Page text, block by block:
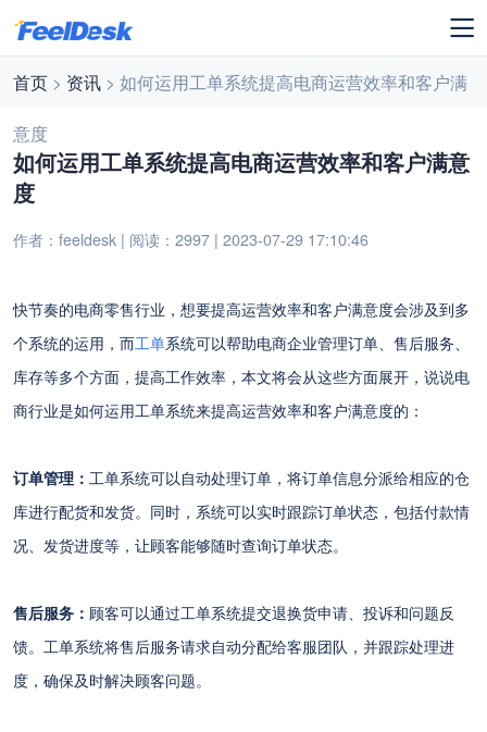
首页 > 资讯 > 如何运用工单系统提高电商运营效率和客户满
意度
如何运用工单系统提高电商运营效率和客户满意
度
作者：feeldesk | 阅读：2997 | 2023-07-29 17:10:46
快节奏的电商零售行业，想要提高运营效率和客户满意度会涉及到多
个系统的运用，而工单系统可以帮助电商企业管理订单、售后服务、
库存等多个方面，提高工作效率，本文将会从这些方面展开，说说电
商行业是如何运用工单系统来提高运营效率和客户满意度的：
订单管理：工单系统可以自动处理订单，将订单信息分派给相应的仓
库进行配货和发货。同时，系统可以实时跟踪订单状态，包括付款情
况、发货进度等，让顾客能够随时查询订单状态。
售后服务： 顾客可以通过工单系统提交退换货申请、投诉和问题反
馈。工单系统将售后服务请求自动分配给客服团队，并跟踪处理进
度，确保及时解决顾客问题。